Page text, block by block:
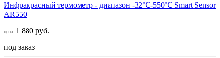
Инфракрасный термометр - диапазон -32℃-550℃ Smart Sensor
AR550
цена: 1 880 руб.
под заказ